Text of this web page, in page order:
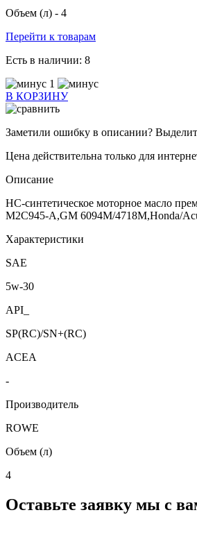
Объем (л) - 4
Перейти к товарам
Есть в наличии: 8
1
В КОРЗИНУ
Заметили ошибку в описании?
Цена действительна только для
Описание
НС-синтетическое моторное масло
M2C945-A,GM 6094M/4718M,Honda/
Характеристики
SAE
5w-30
API_
SP(RC)/SN+(RC)
ACEA
-
Производитель
ROWE
Объем (л)
4
Оставьте заявку мы с